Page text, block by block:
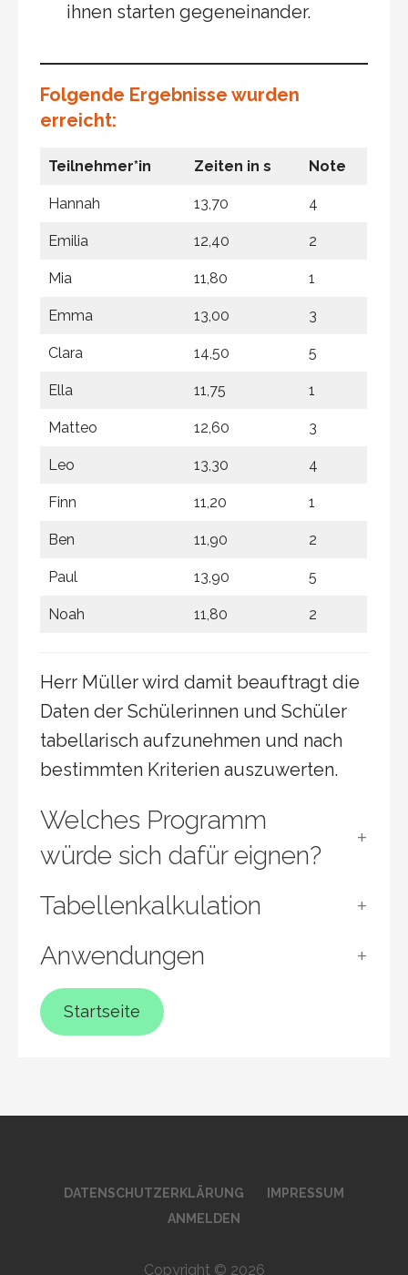
ihnen starten gegeneinander.
Folgende Ergebnisse wurden
erreicht:
Teilnehmer*in Zeiten in s Note
Hannah 13,70 4
Emilia 12,40 2
Mia 11,80 1
Emma 13,00 3
Clara 14,50 5
Ella 11,75 1
Matteo 12,60 3
Leo 13,30 4
Finn 11,20 1
Ben 11,90 2
Paul 13,90 5
Noah 11,80 2
Herr Müller wird damit beauftragt die
Daten der Schülerinnen und Schüler
tabellarisch aufzunehmen und nach
bestimmten Kriterien auszuwerten.
Welches Programm
würde sich dafür eignen?
Tabellenkalkulation
Anwendungen
Startseite
DATENSCHUTZERKLÄRUNG
IMPRESSUM
ANMELDEN
Copyright © 2026